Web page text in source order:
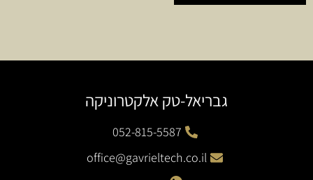
גבריאל-טק אלקטרוניקה
052-815-5587
office@gavrieltech.co.il